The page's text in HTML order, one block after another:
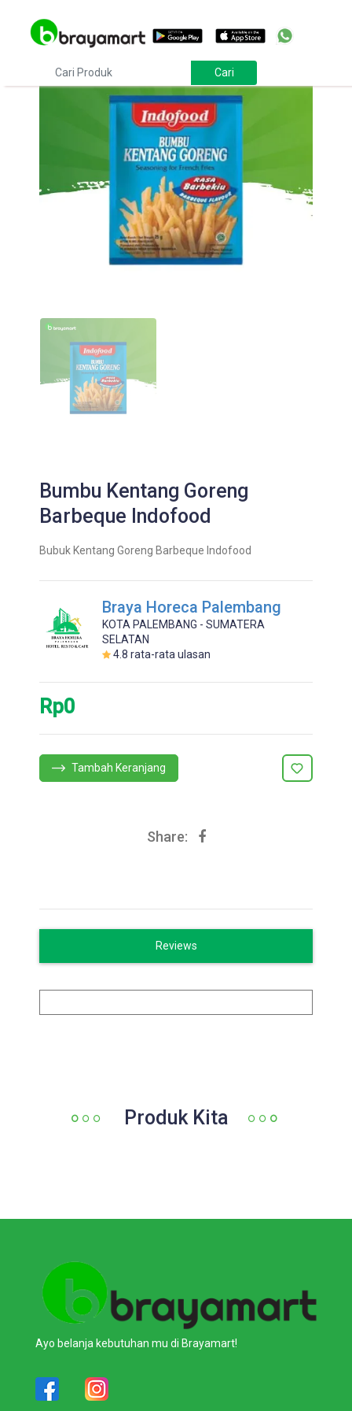
Bumbu Kentang Goreng
Barbeque Indofood
Bubuk Kentang Goreng Barbeque Indofood
Braya Horeca Palembang
KOTA PALEMBANG - SUMATERA
SELATAN
4.8 rata-rata ulasan
Rp0
Tambah Keranjang
Share:
Reviews
Produk Kita
Ayo belanja kebutuhan mu di Brayamart!